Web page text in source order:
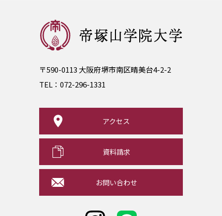
〒590-0113 大阪府堺市南区晴美台4-2-2
TEL： 072-296-1331
アクセス
資料請求
お問い合わせ